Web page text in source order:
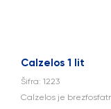
Calzelos 1 lit
Šifra: 1223
Calzelos je